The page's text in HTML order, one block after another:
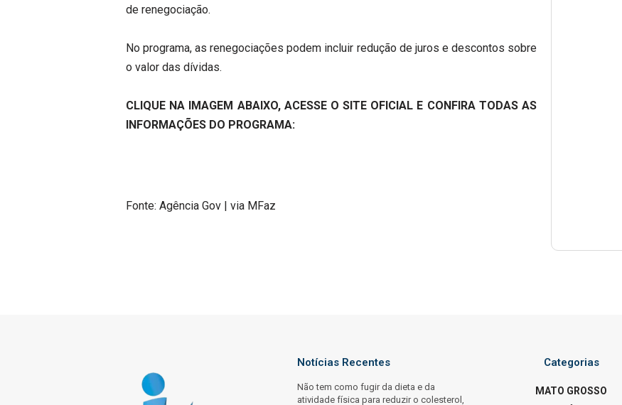
de renegociação.
No programa, as renegociações podem incluir redução de juros e descontos sobre
o valor das dívidas.
CLIQUE NA IMAGEM ABAIXO, ACESSE O SITE OFICIAL E CONFIRA TODAS AS
INFORMAÇÕES DO PROGRAMA:
Fonte: Agência Gov | via MFaz
Notícias Recentes
Não tem como fugir da dieta e da
atividade física para reduzir o colesterol,
Categorias
MATO GROSSO